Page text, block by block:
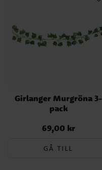
Girlanger Murgröna 3-
pack
Pris:69,00 kr
69,00 kr
GÅ TILL